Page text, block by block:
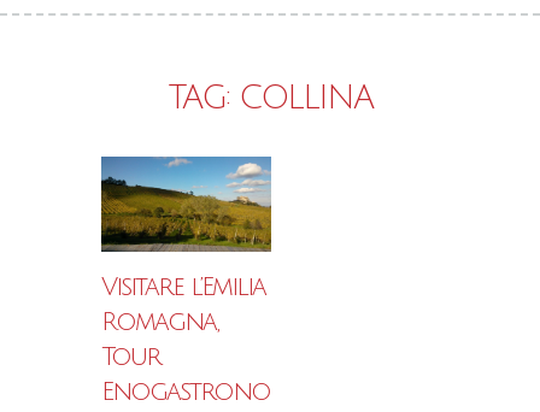
TAG: COLLINA
Visitare l’Emilia
Romagna,
Tour
Enogastrono